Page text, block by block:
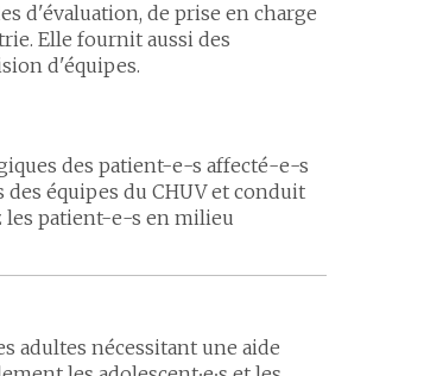
d'évaluation, de prise en charge
Elle fournit aussi des
d'équipes.
des patient-e-s affecté-e-s
équipes du CHUV et conduit
les patient-e-s en milieu
adultes nécessitant une aide